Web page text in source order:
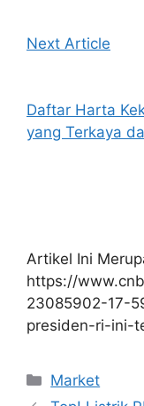
Next Article
Daftar Harta
yang Terkaya
Artikel Ini
https://
23085902-17-
presiden-ri-ini-
Kategori
Market